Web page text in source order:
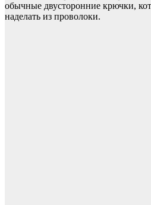
обычные двусторонние крючки,
наделать из проволоки.